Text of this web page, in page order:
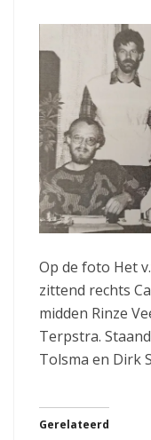
Op de foto Het
zittend rechts
midden Rinze
Terpstra.
Tolsma en Dirk
Gerelateerd